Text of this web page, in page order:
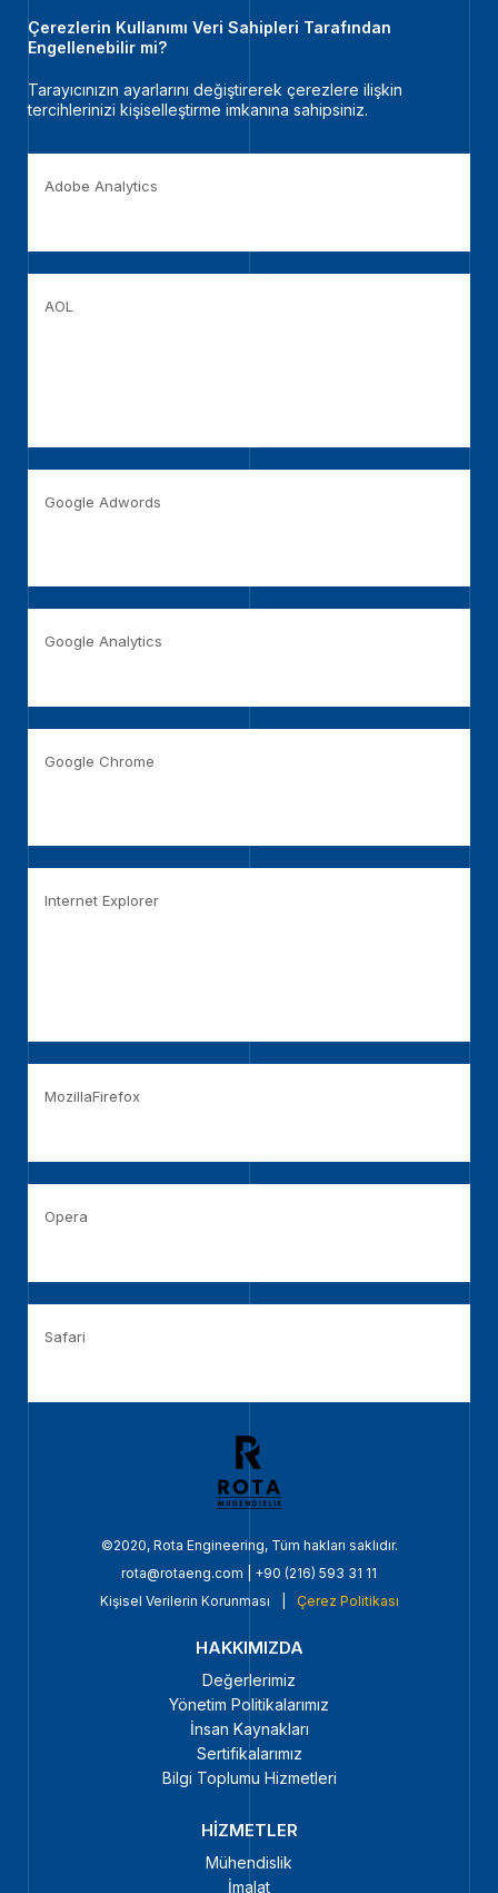
Çerezlerin Kullanımı Veri Sahipleri Tarafından
Engellenebilir mi?
Tarayıcınızın ayarlarını değiştirerek çerezlere ilişkin
tercihlerinizi kişiselleştirme imkanına sahipsiniz.
Adobe Analytics
AOL
Google Adwords
Google Analytics
Google Chrome
Internet Explorer
MozillaFirefox
Opera
Safari
©2020, Rota Engineering, Tüm hakları saklıdır.
rota@rotaeng.com
+90 (216) 593 31 11
Kişisel Verilerin Korunması
Çerez Politikası
HAKKIMIZDA
Değerlerimiz
Yönetim Politikalarımız
İnsan Kaynakları
Sertifikalarımız
Bilgi Toplumu Hizmetleri
HİZMETLER
Mühendislik
İmalat